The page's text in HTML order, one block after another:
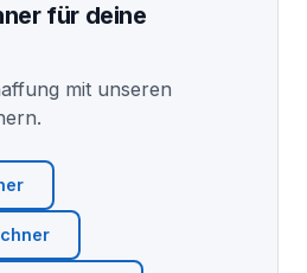
für deine
mit unseren